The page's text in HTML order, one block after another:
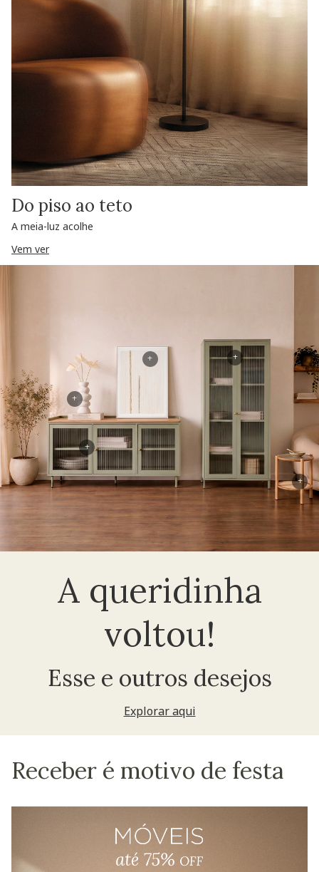
Do piso ao teto
A meia-luz acolhe
Vem ver
A queridinha
voltou!
Esse e outros desejos
Explorar aqui
+
+
+
+
+
Receber é motivo de festa